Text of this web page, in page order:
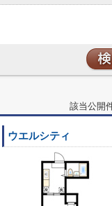
該当公開
ウエルシティ